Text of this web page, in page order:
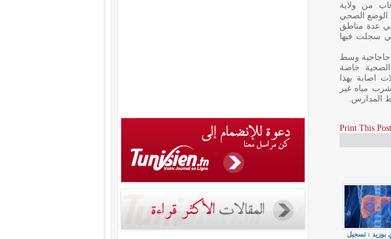
من ولاية
الوضع الصحي
عدة مناطق
سجلت فيها
وسط
الصحية خاصة
اصابة بهذا
مياه غير
المدارس.
بوزيد : تسجيل